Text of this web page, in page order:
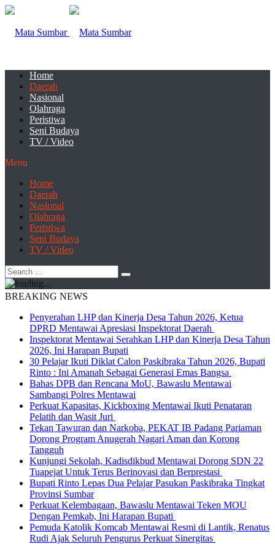
Home
Daerah
Nasional
Olahraga
Peristiwa
Seni Budaya
TV / Video
Menu
Home
Daerah
Nasional
Olahraga
Peristiwa
Seni Budaya
TV / Video
BREAKING NEWS
Penyerahan LHP dan Kinerja Desa Tahun 2026, Ketua
DPRD Mentawai Apresiasi Inspektorat Daerah
Inspektorat Mentawai Serahkan LHP dan Kinerja Desa Tahun
2026, Ini Harapan Bupati
30 Pelajar Ikuti Diklat Calon Paskibraka Tahun 2026, Bupati
Rinto : Ini Amanah Sebagai Generasi Emas Bangsa
Bahas DPB dan Rencana MoU, Bawaslu Mentawai
Sambangi Polres Mentawai
Perkuat Kapasitas, Kickboxing Mentawai Ikuti Penataran
Pelatih dan Wasit Juri
Tekan Tawuran dan Narkoba, PEKAT IB Padang Pariaman
Dorong Program Anugerah Nagari Aman dan Korong
Tangguh
Kunjungi Sekolah, Kadisdikbud Mentawai Dorong SDN 22
Tuapejat Untuk Terus Berinovasi dan Berprestasi
Bupati Rinto Lepas Dua Pelajar Pasukan Paskibraka Tingkat
Provinsi Sumbar
Perkuat Kelembagaan, Bawaslu Mentawai Teken MOU
Dengan Pemkab, Ini Harapan Bupati
Pemuda Katolik Komcab Mentawai Resmi di Lantik, Renatus
Rudi Ajak Seluruh Pengurus Perkuat Sinergitas